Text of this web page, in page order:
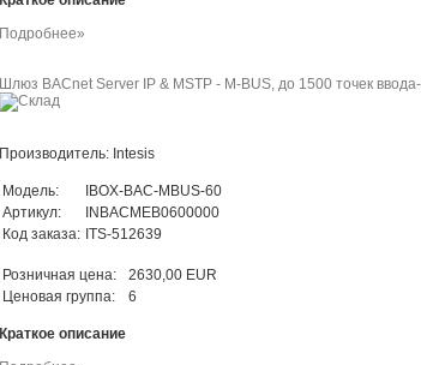
Подробнее»
Шлюз BACnet Server IP & MSTP - M-BUS, до 1500 точек
Производитель: Intesis
Модель:
IBOX-BAC-MBUS-60
Артикул:
INBACMEB0600000
Код заказа: ITS-512639
Розничная цена:
2630,00 EUR
Ценовая группа:
6
Краткое описание